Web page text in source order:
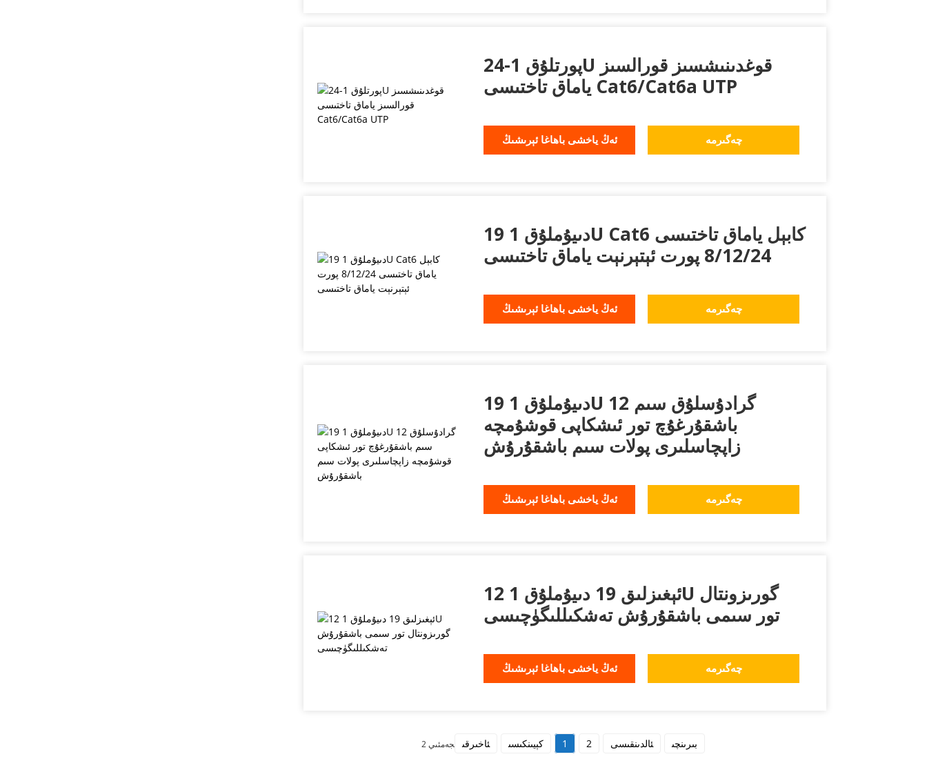
24-پورتلۇق 1U قوغدىنىشسىز قورالسىز
ياماق تاختىسى Cat6/Cat6a UTP
ئەڭ ياخشى باھاغا ئېرىشىڭ چەگىرمە
19 دىيۇملۇق 1U Cat6 كابېل ياماق تاختىسى
8/12/24 پورت ئېتېرنېت ياماق تاختىسى
ئەڭ ياخشى باھاغا ئېرىشىڭ چەگىرمە
19 دىيۇملۇق 1U 12 گرادۇسلۇق سىم
باشقۇرغۇچ تور ئىشكاپى قوشۇمچە
زاپچاسلىرى پولات سىم باشقۇرۇش
ئەڭ ياخشى باھاغا ئېرىشىڭ چەگىرمە
12 ئېغىزلىق 19 دىيۇملۇق 1U گورىزونتال
تور سىمى باشقۇرۇش تەشكىللىگۈچىسى
ئەڭ ياخشى باھاغا ئېرىشىڭ چەگىرمە
بىرىنچى ئالدىنقىسى 1 2 كېيىنكىسى ئاخىرقى جەمئىي 2